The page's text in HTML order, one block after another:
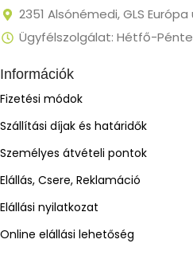
2351 Alsónémedi, GLS
Ügyfélszolgálat: Hétfő-
Információk
Fizetési módok
Szállítási díjak és határidők
Személyes átvételi pontok
Elállás, Csere, Reklamáció
Elállási nyilatkozat
Online elállási lehetőség